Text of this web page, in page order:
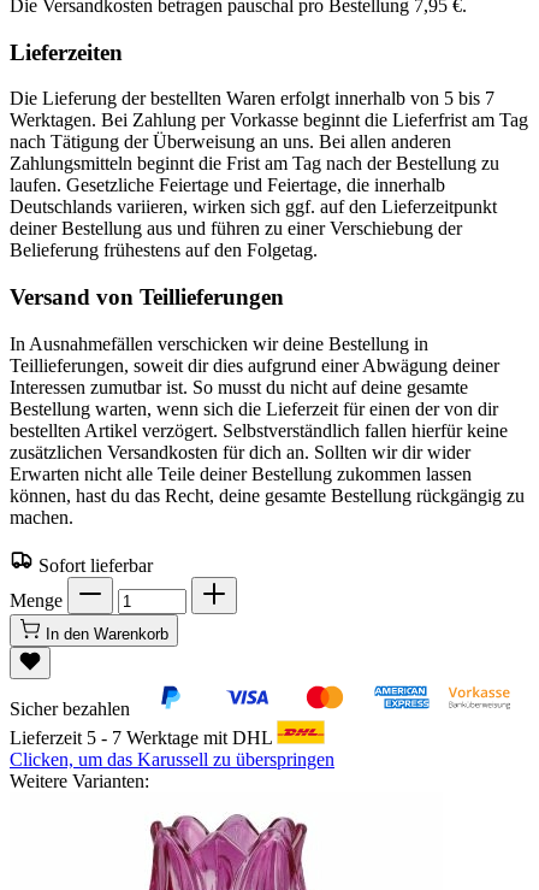
Die Versandkosten betragen pauschal pro Bestellung 7,95 €.
Lieferzeiten
Die Lieferung der bestellten Waren erfolgt innerhalb von 5 bis 7
Werktagen. Bei Zahlung per Vorkasse beginnt die Lieferfrist am Tag
nach Tätigung der Überweisung an uns. Bei allen anderen
Zahlungsmitteln beginnt die Frist am Tag nach der Bestellung zu
laufen. Gesetzliche Feiertage und Feiertage, die innerhalb
Deutschlands variieren, wirken sich ggf. auf den Lieferzeitpunkt
deiner Bestellung aus und führen zu einer Verschiebung der
Belieferung frühestens auf den Folgetag.
Versand von Teillieferungen
In Ausnahmefällen verschicken wir deine Bestellung in
Teillieferungen, soweit dir dies aufgrund einer Abwägung deiner
Interessen zumutbar ist. So musst du nicht auf deine gesamte
Bestellung warten, wenn sich die Lieferzeit für einen der von dir
bestellten Artikel verzögert. Selbstverständlich fallen hierfür keine
zusätzlichen Versandkosten für dich an. Sollten wir dir wider
Erwarten nicht alle Teile deiner Bestellung zukommen lassen
können, hast du das Recht, deine gesamte Bestellung rückgängig zu
machen.
Sofort lieferbar
Menge
In den Warenkorb
Sicher bezahlen
Lieferzeit 5 - 7 Werktage mit DHL
Clicken, um das Karussell zu überspringen
Weitere Varianten: